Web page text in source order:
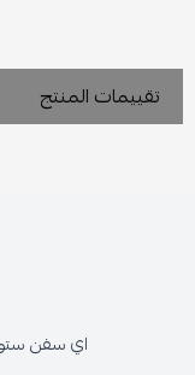
تقييمات المنتج
اي سفن